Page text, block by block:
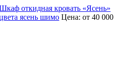
откидная кровать «Ясень»
ясень шимо Цена: от 40 000